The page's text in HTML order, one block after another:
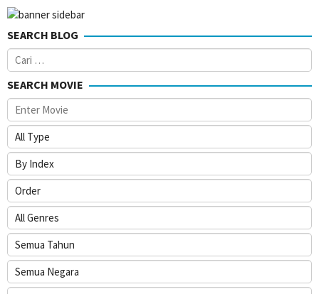
SEARCH BLOG
Cari
untuk:
SEARCH MOVIE